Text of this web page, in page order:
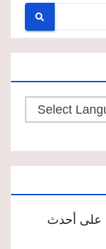
على أحدث